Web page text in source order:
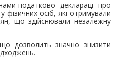
податкової декларації про
осіб, які отримували
що здійснювали незалежну
дозволить значно знизити